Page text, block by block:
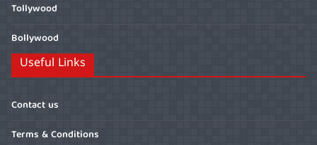
Tollywood
Bollywood
Useful Links
Contact us
Terms & Conditions